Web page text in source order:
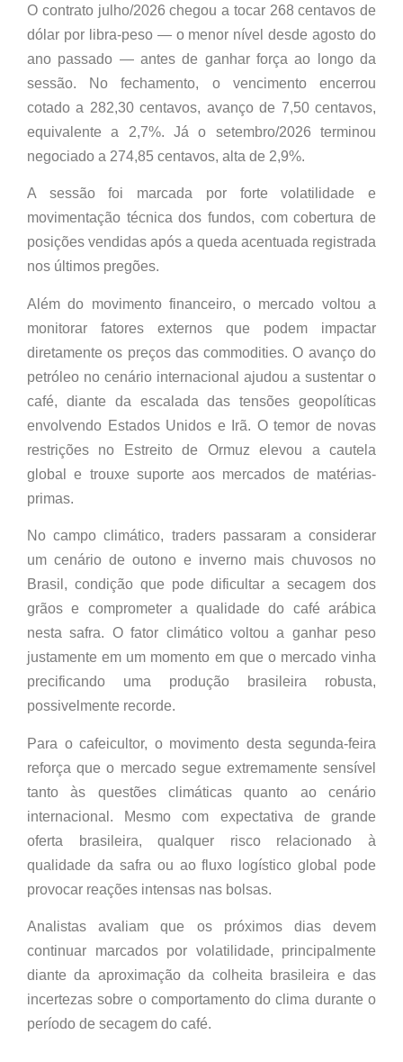
O contrato julho/2026 chegou a tocar 268 centavos de
dólar por libra-peso — o menor nível desde agosto do
ano passado — antes de ganhar força ao longo da
sessão. No fechamento, o vencimento encerrou
cotado a 282,30 centavos, avanço de 7,50 centavos,
equivalente a 2,7%. Já o setembro/2026 terminou
negociado a 274,85 centavos, alta de 2,9%.
A sessão foi marcada por forte volatilidade e
movimentação técnica dos fundos, com cobertura de
posições vendidas após a queda acentuada registrada
nos últimos pregões.
Além do movimento financeiro, o mercado voltou a
monitorar fatores externos que podem impactar
diretamente os preços das commodities. O avanço do
petróleo no cenário internacional ajudou a sustentar o
café, diante da escalada das tensões geopolíticas
envolvendo Estados Unidos e Irã. O temor de novas
restrições no Estreito de Ormuz elevou a cautela
global e trouxe suporte aos mercados de matérias-
primas.
No campo climático, traders passaram a considerar
um cenário de outono e inverno mais chuvosos no
Brasil, condição que pode dificultar a secagem dos
grãos e comprometer a qualidade do café arábica
nesta safra. O fator climático voltou a ganhar peso
justamente em um momento em que o mercado vinha
precificando uma produção brasileira robusta,
possivelmente recorde.
Para o cafeicultor, o movimento desta segunda-feira
reforça que o mercado segue extremamente sensível
tanto às questões climáticas quanto ao cenário
internacional. Mesmo com expectativa de grande
oferta brasileira, qualquer risco relacionado à
qualidade da safra ou ao fluxo logístico global pode
provocar reações intensas nas bolsas.
Analistas avaliam que os próximos dias devem
continuar marcados por volatilidade, principalmente
diante da aproximação da colheita brasileira e das
incertezas sobre o comportamento do clima durante o
período de secagem do café.